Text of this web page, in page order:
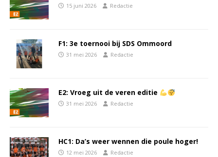
15 juni 2026 Redactie
F1: 3e toernooi bij SDS Ommoord
31 mei 2026 Redactie
E2: Vroeg uit de veren editie
31 mei 2026 Redactie
HC1: Da’s weer wennen die poule hoger!
12 mei 2026 Redactie